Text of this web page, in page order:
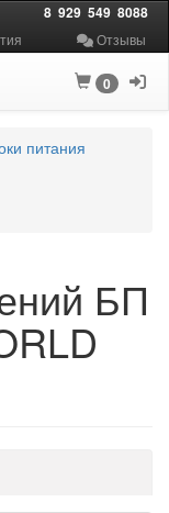
8 929 549 8088
Отзывы
0
питания
БП